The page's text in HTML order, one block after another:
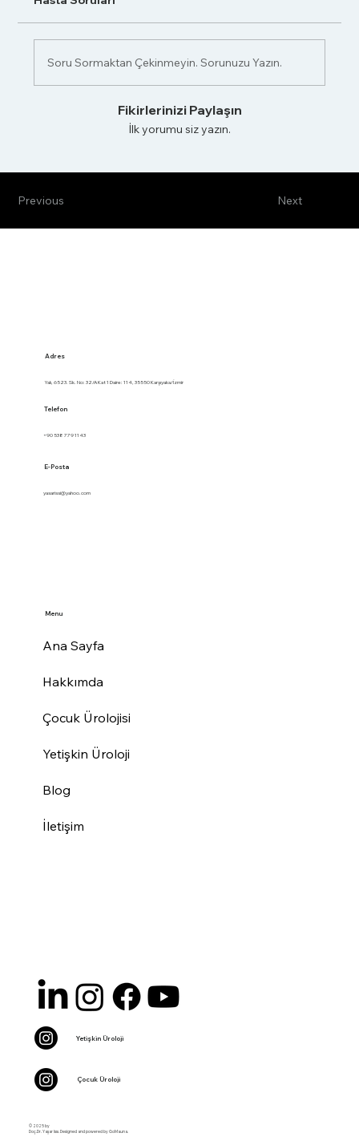
Next
Previous
Soru Sormaktan Çekinmeyin. Sorunuzu Yazın.
Fikirlerinizi Paylaşın
İlk yorumu siz yazın.
© 2025 by
Doç.Dr. Yaşar Issı. Designed and powered by GoMauna.
Adres
Yalı, 6523. Sk. No: 32/A Kat 1 Daire: 114, 35550 Karşıyaka/İzmir
Telefon
+90 538 779 1143
E-Posta
yasarissi@yahoo.com
Yetişkin Üroloji
Çocuk Üroloji
Menu
Ana Sayfa
Hakkımda
Çocuk Ürolojisi
Yetişkin Üroloji
Blog
İletişim